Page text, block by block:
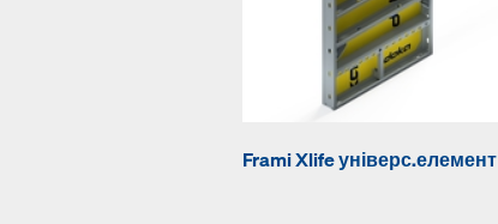
Frami Xlife універс.елемент